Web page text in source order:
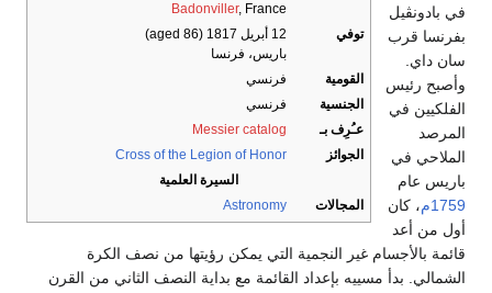
Badonviller, France
توفي
12 أبريل 1817
(aged 86)
باريس، فرنسا
القومية
فرنسي
الجنسية
فرنسي
عـُرِف بـ
Messier catalog
الجوائز
Cross of the Legion of Honor
السيرة العلمية
المجالات
Astronomy
في بادونڤيل
بفرنسا قرب
سان داي.
وأصبح رئيس
الفلكيين في
المرصد
الملاحي في
باريس عام
1759م
، كان
أول من أعد
قائمة بالأجسام غير النجمية التي يمكن رؤيتها من نصف الكرة
الشمالي. بدأ مسييه بإعداد القائمة مع بداية النصف الثاني من القرن